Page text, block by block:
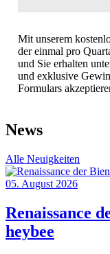
Mit unserem
der einmal pro
und Sie erhalten
und exklusive
Formulars
News
Alle Neuigkeiten
05. August 2026
Renaissance
heybee